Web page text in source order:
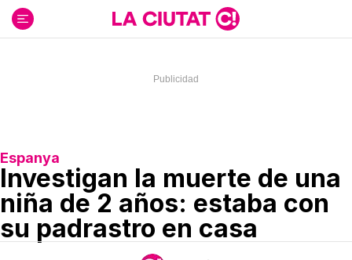
contenido
Espanya
Investigan la muerte de una
niña de 2 años: estaba con
su padrastro en casa